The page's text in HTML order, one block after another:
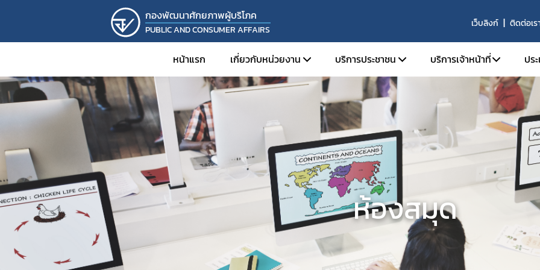
กองพัฒนาศักยภาพผู้บริโภค
PUBLIC AND CONSUMER AFFAIRS
เว็บลิงก์ ติดต่อเร
หน้าแรก เกี่ยวกับหน่วยงาน
วิสัยทัศน์ พันธกิจ และหน้าที่ความรับผิดชอบ
โครงสร้าง
บุคลากร
รายงานประจำปี
งานวิจัย
โครงการที่เกี่ยวข้อง
กิจกรรม
บริการประชาชน
ตรวจสอบผลิตภัณฑ์
คำถามที่พบบ่อย (FAQs)
ร้องเรียน
บริการเจ้าหน้าที่
SKYNET
รายงานการวิเคราะห์ข่า
รายงานผลการดำเนินง
รายงานผลการดำเนิน
จองห้องประชุมห้องอบ
ปร
ห้องสมุด